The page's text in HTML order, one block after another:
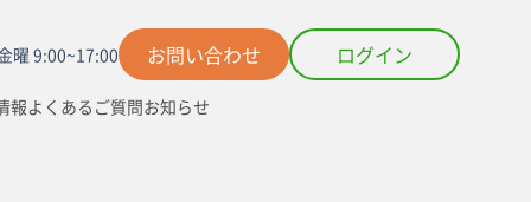
曜 9:00~17:00 お問い合わせ ログイン
報よくあるご質問お知らせ